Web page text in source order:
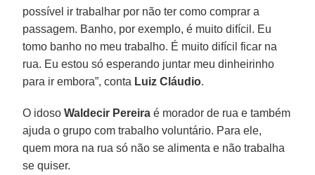
possível ir trabalhar por não ter como comprar a
passagem. Banho, por exemplo, é muito difícil. Eu
tomo banho no meu trabalho. É muito difícil ficar na
rua. Eu estou só esperando juntar meu dinheirinho
para ir embora”, conta Luiz Cláudio.
O idosoWaldecir Pereira é morador de rua e também
ajuda o grupo com trabalho voluntário. Para ele,
quem mora na rua só não se alimenta e não trabalha
se quiser.